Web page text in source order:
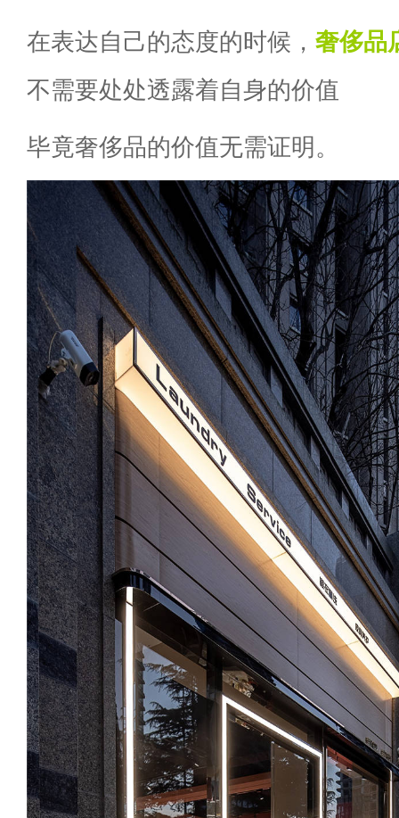
在表达自己的态度的时候， 奢侈品
不需要处处透露着自身的价值
毕竟奢侈品的价值无需证明。